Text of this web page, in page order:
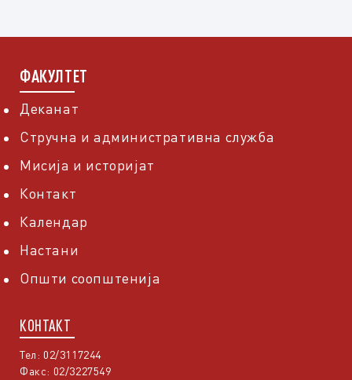
ФАКУЛТЕТ
Деканат
Стручна и административна служба
Мисија и историјат
Контакт
Календар
Настани
Општи соопштенија
КОНТАКТ
Тел: 02/3117244
Факс: 02/3227549